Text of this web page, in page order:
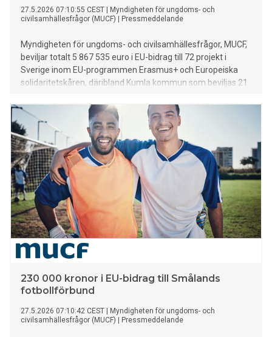
27.5.2026 07:10:55 CEST
Myndigheten för ungdoms- och
civilsamhällesfrågor (MUCF)
Pressmeddelande
Myndigheten för ungdoms- och civilsamhällesfrågor, MUCF,
beviljar totalt 5 867 535 euro i EU-bidrag till 72 projekt i
Sverige inom EU-programmen Erasmus+ och Europeiska
solidaritetskåren, däribland Kumla kommun som beviljas 21
Pathfinder.
230 000 kronor i EU-bidrag till Smålands
fotbollförbund
27.5.2026 07:10:42 CEST
Myndigheten för ungdoms- och
civilsamhällesfrågor (MUCF)
Pressmeddelande